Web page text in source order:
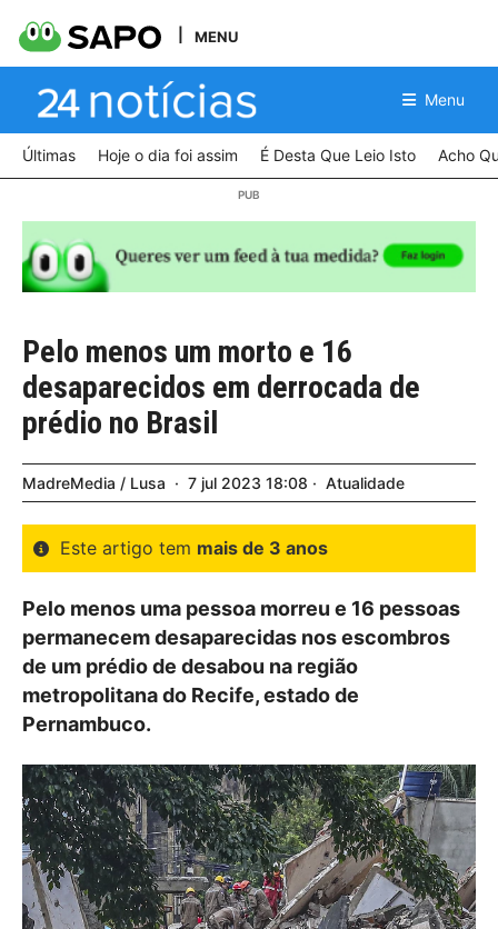
MENU
Menu
Últimas Hoje o dia foi assim É Desta Que Leio Isto Acho
Pelo menos um morto e 16
desaparecidos em derrocada de
prédio no Brasil
MadreMedia / Lusa 7 jul 2023 18:08 Atualidade
Este artigo tem mais de 3 anos
Pelo menos uma pessoa morreu e 16 pessoas
permanecem desaparecidas nos escombros
de um prédio de desabou na região
metropolitana do Recife, estado de
Pernambuco.